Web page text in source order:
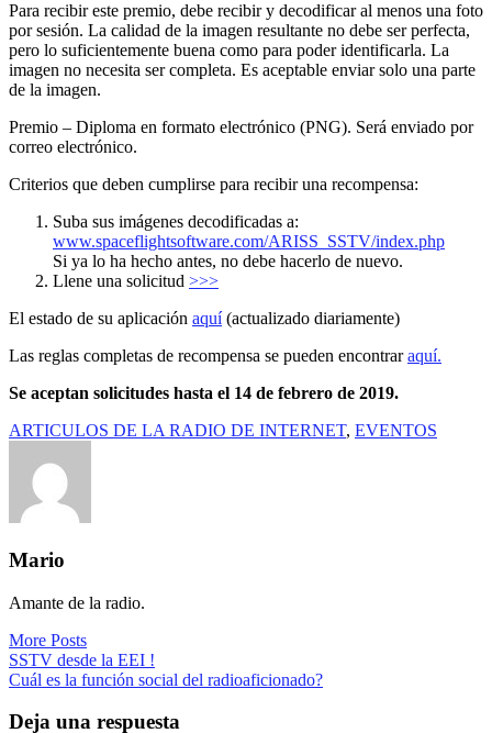
Para recibir este premio, debe recibir y decodificar al menos una foto
por sesión. La calidad de la imagen resultante no debe ser perfecta,
pero lo suficientemente buena como para poder identificarla. La
imagen no necesita ser completa. Es aceptable enviar solo una parte
de la imagen.
Premio – Diploma en formato electrónico (PNG). Será enviado por
correo electrónico.
Criterios que deben cumplirse para recibir una recompensa:
Suba sus imágenes decodificadas a:
www.spaceflightsoftware.com/ARISS_SSTV/index.php
Si ya lo ha hecho antes, no debe hacerlo de nuevo.
Llene una solicitud >>>
El estado de su aplicación aquí(actualizado diariamente)
Las reglas completas de recompensa se pueden encontraraquí.
Se aceptan solicitudes hasta el 14 de febrero de 2019.
ARTICULOS DE LA RADIO DE INTERNET, EVENTOS
Mario
Amante de la radio.
More Posts
Navegación
de
entradas
SSTV desde la EEI !
Cuál es la función social del radioaficionado?
Deja una respuesta